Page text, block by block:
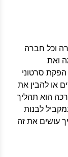
וכל חברה
ואת
הפקת סרטוני
או להבין את
הוא תהליך
לבנות
עושים את זה